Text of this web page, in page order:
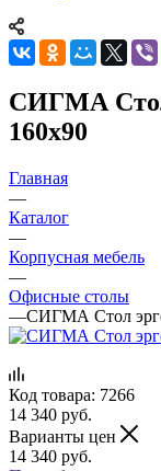
СИГМА
160х90
Главная
—
Каталог
—
Корпусная мебель
—
Офисные столы
—СИГМА Стол
Код товара: 7266
14 340 руб.
Варианты цен
14 340 руб.